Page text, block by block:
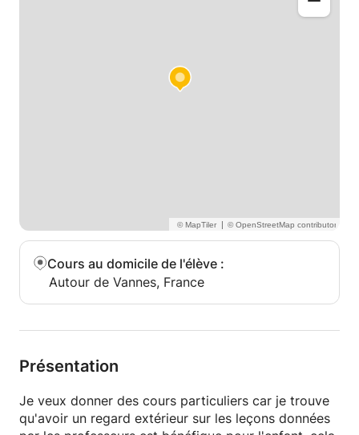
|
Cours au domicile de l'élève :
Autour de Vannes, France
Présentation
Je veux donner des cours particuliers car je trouve
qu'avoir un regard extérieur sur les leçons données